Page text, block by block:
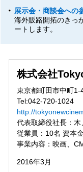
展示会・商談会への
海外販路開拓のきっ
ートします。
株式会社
東京都町田市中町1-
Tel:042-720-1024
http://
代表取締役社長：木
従業員：10名 資本
事業内容：映画、
2016年3月